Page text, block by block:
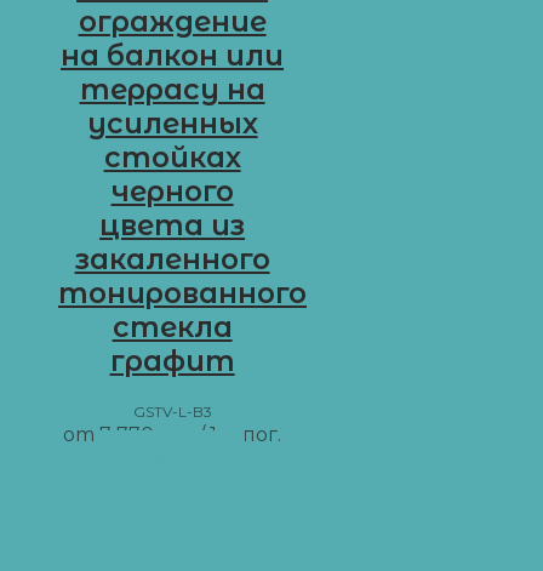
ограждение
на балкон или
террасу на
усиленных
стойках
черного
цвета из
закаленного
тонированного
стекла
графит
GSTV-L-B3
от 7 770
/ 1 м пог.